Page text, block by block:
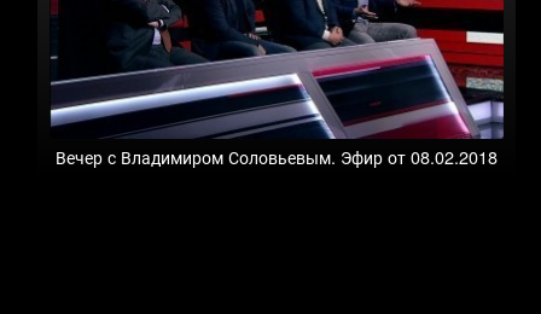
Вечер с Владимиром Соловьевым. Эфир от 08.02.2018